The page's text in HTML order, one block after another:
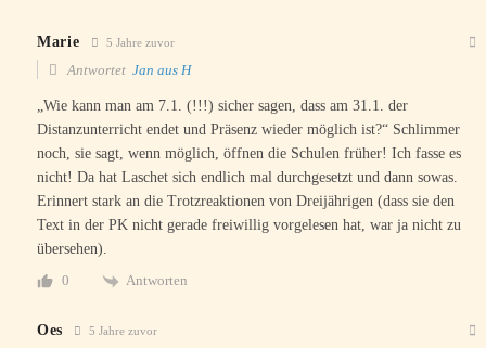
Marie 5 Jahre zuvor
Antwortet Jan aus H
„Wie kann man am 7.1. (!!!) sicher sagen, dass am 31.1. der
Distanzunterricht endet und Präsenz wieder möglich ist?“ Schlimmer
noch, sie sagt, wenn möglich, öffnen die Schulen früher! Ich fasse es
nicht! Da hat Laschet sich endlich mal durchgesetzt und dann sowas.
Erinnert stark an die Trotzreaktionen von Dreijährigen (dass sie den
Text in der PK nicht gerade freiwillig vorgelesen hat, war ja nicht zu
übersehen).
0
Antworten
Oes 5 Jahre zuvor